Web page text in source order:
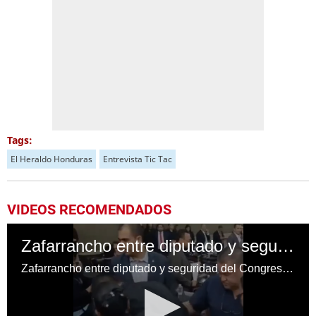
Tags:
El Heraldo Honduras Entrevista Tic Tac
VIDEOS RECOMENDADOS
Zafarrancho entre diputado y seguridad del Congreso Nacional
Zafarrancho entre diputado y seguridad del Congreso Nacional